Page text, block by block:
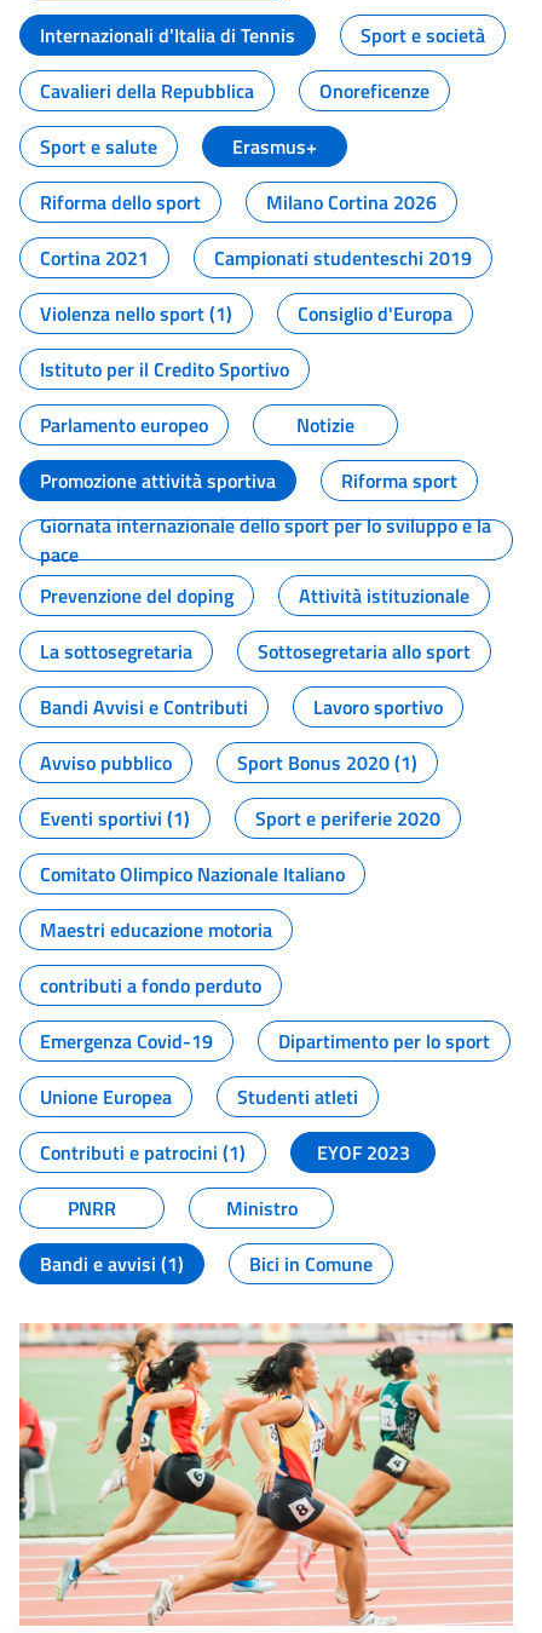
Internazionali d'Italia di Tennis
Sport e società
Cavalieri della Repubblica
Onoreficenze
Sport e salute
Erasmus+
Riforma dello sport
Milano Cortina 2026
Cortina 2021
Campionati studenteschi 2019
Violenza nello sport (1)
Consiglio d'Europa
Istituto per il Credito Sportivo
Parlamento europeo
Notizie
Promozione attività sportiva
Riforma sport
Giornata internazionale dello sport per lo sviluppo e la
pace
Prevenzione del doping
Attività istituzionale
La sottosegretaria
Sottosegretaria allo sport
Bandi Avvisi e Contributi
Lavoro sportivo
Avviso pubblico
Sport Bonus 2020 (1)
Eventi sportivi (1)
Sport e periferie 2020
Comitato Olimpico Nazionale Italiano
Maestri educazione motoria
contributi a fondo perduto
Emergenza Covid-19
Dipartimento per lo sport
Unione Europea
Studenti atleti
Contributi e patrocini (1)
EYOF 2023
PNRR
Ministro
Bandi e avvisi (1)
Bici in Comune